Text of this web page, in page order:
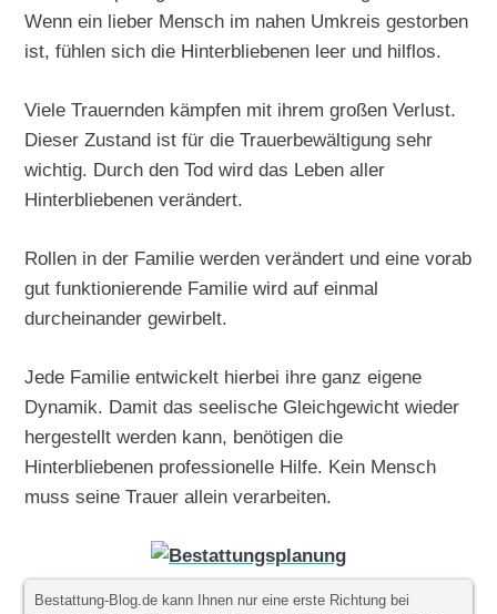
Wenn ein lieber Mensch im nahen Umkreis gestorben
ist, fühlen sich die Hinterbliebenen leer und hilflos.
Viele Trauernden kämpfen mit ihrem großen Verlust.
Dieser Zustand ist für die Trauerbewältigung sehr
wichtig. Durch den Tod wird das Leben aller
Hinterbliebenen verändert.
Rollen in der Familie werden verändert und eine vorab
gut funktionierende Familie wird auf einmal
durcheinander gewirbelt.
Jede Familie entwickelt hierbei ihre ganz eigene
Dynamik. Damit das seelische Gleichgewicht wieder
hergestellt werden kann, benötigen die
Hinterbliebenen professionelle Hilfe. Kein Mensch
muss seine Trauer allein verarbeiten.
Bestattung-Blog.de kann Ihnen nur eine erste Richtung bei